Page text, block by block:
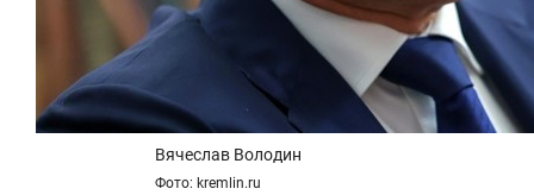
Вячеслав Володин
Фото: kremlin.ru